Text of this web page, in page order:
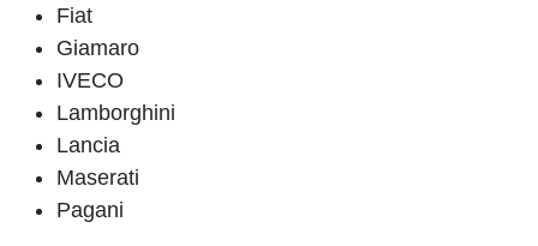
Fiat
Giamaro
IVECO
Lamborghini
Lancia
Maserati
Pagani